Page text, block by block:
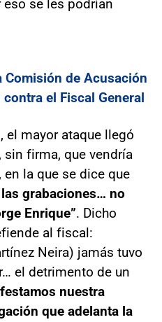
eso se les podrían
Comisión de Acusación
el Fiscal General
el mayor ataque llegó
firma, que vendría
la que se dice que
grabaciones… no
Enrique”. Dicho
al fiscal:
Neira) jamás tuvo
el detrimento de un
nuestra
que adelanta la